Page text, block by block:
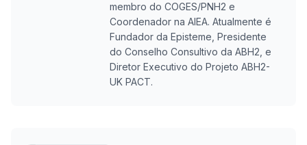
membro do COGES/PNH2 e
Coordenador na AIEA. Atualmente é
Fundador da Episteme, Presidente
do Conselho Consultivo da ABH2, e
Diretor Executivo do Projeto ABH2-
UK PACT.